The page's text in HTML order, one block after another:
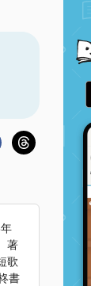
著
歌
書